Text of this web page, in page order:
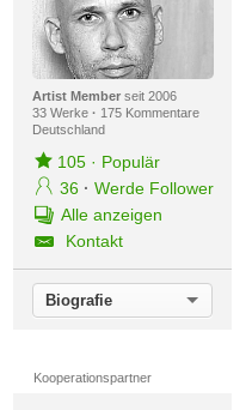
Artist Memberseit 2006
33 Werke · 175 Kommentare
Deutschland
105· Populär
36 · Werde Follower
Alle anzeigen
Kontakt
Biografie
Kooperationspartner